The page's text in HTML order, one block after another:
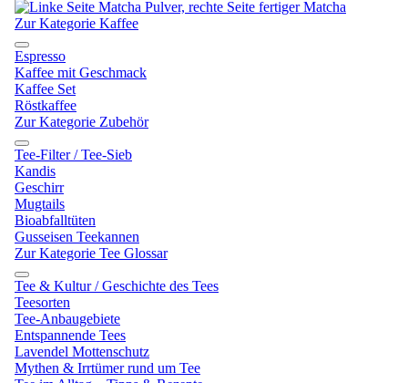
Zur Kategorie Kaffee
Espresso
Kaffee mit Geschmack
Kaffee Set
Röstkaffee
Zur Kategorie Zubehör
Tee-Filter / Tee-Sieb
Kandis
Geschirr
Mugtails
Bioabfalltüten
Gusseisen Teekannen
Zur Kategorie Tee Glossar
Tee & Kultur / Geschichte des Tees
Teesorten
Tee-Anbaugebiete
Entspannende Tees
Lavendel Mottenschutz
Mythen & Irrtümer rund um Tee